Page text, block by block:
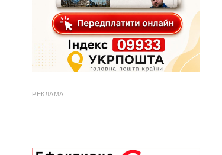
РЕКЛАМА